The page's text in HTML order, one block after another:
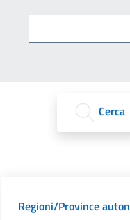
Cerca
Regioni/Province